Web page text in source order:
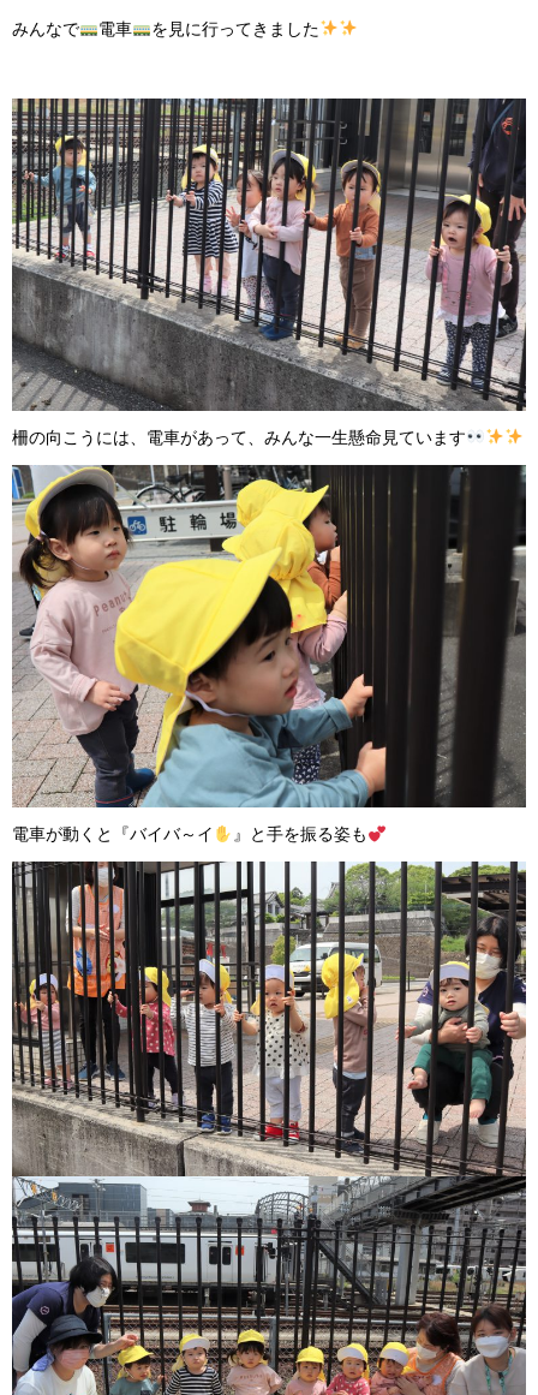
みんなで 電車 を見に行ってきました
柵の向こうには、電車があって、みんな一生懸命見ています
電車が動くと『バイバ～イ 』と手を振る姿も